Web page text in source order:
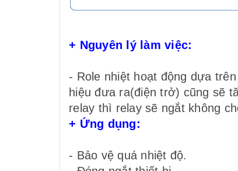
+ Nguyên lý làm việc:
- Role nhiệt hoạt động dựa
hiệu đưa ra(điện trở) cũng sẽ
relay thì relay sẽ ngắt không
+ Ứng dụng:
- Bảo vệ quá nhiệt độ.